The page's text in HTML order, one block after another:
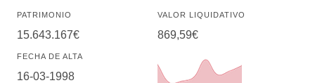
PATRIMONIO
15.643.167€
VALOR LIQUIDATIVO
869,59€
FECHA DE ALTA
16-03-1998